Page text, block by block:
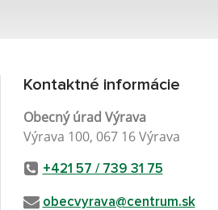
Kontaktné informácie
Obecný úrad Výrava
Výrava 100, 067 16 Výrava
+421 57 / 739 31 75
obecvyrava@centrum.sk